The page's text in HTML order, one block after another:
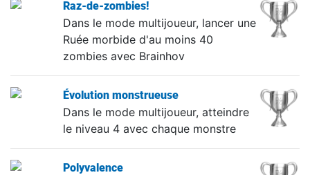
Raz-de-zombies!
Dans le mode multijoueur, lancer une
Ruée morbide d'au moins 40
zombies avec Brainhov
Évolution monstrueuse
Dans le mode multijoueur, atteindre
le niveau 4 avec chaque monstre
Polyvalence